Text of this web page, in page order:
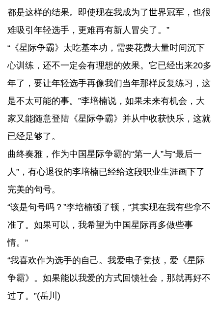
都是这样的结果。即使现在我成为了世界冠军，也很
难吸引年轻选手，更难再有新人冒尖了。”
“《星际争霸》太吃基本功，需要花费大量时间沉下
心训练，还不一定会有理想的效果。它已经出来20多
年了，要让年轻选手再像我们当年那样反复练习，这
是不太可能的事。”李培楠说，如果未来有机会，大
家又能随意登陆《星际争霸》并从中收获快乐，这就
已经足够了。
曲终奏雅，作为中国星际争霸的“第一人”与“最后一
人”，有心退役的李培楠已经给这段职业生涯画下了
完美的句号。
“该是句号吗？”李培楠顿了顿，“其实现在我有些拿不
准了。如果可以，我希望为中国星际再多做些事
情。”
“我喜欢作为选手的自己。我爱电子竞技，爱《星际
争霸》。如果能以我爱的方式回馈社会，那就再好不
过了。”(岳川)